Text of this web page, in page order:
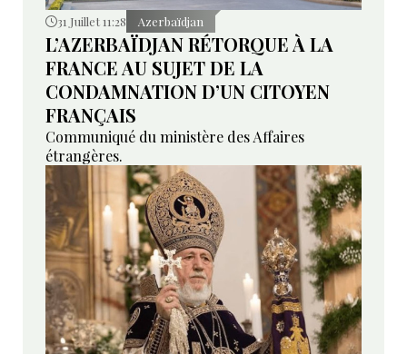
31 Juillet 11:28 Azerbaïdjan
L’AZERBAÏDJAN RÉTORQUE À LA
FRANCE AU SUJET DE LA
CONDAMNATION D’UN CITOYEN
FRANÇAIS
Communiqué du ministère des Affaires
étrangères.